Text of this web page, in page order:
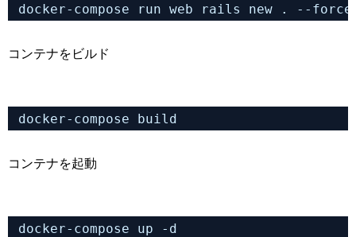
docker-compose run web rails new . --
コンテナをビルド
docker-compose build
コンテナを起動
docker-compose up -d